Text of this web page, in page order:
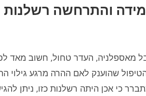
והתרחשה רשלנות
מאספלניה, העדר טחול, חשוב מאד
שהוענק לאם ההרה מרגע גילוי
כי אכן היתה רשלנות כזו, ניתן